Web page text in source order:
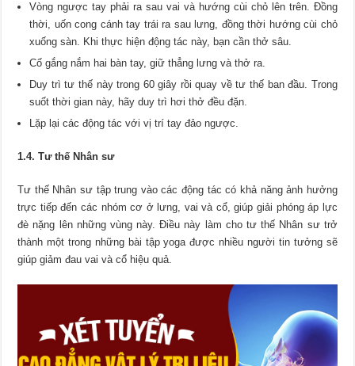
Vòng ngược tay phải ra sau vai và hướng cùi chỏ lên trên. Đồng
thời, uốn cong cánh tay trái ra sau lưng, đồng thời hướng cùi chỏ
xuống sàn. Khi thực hiện động tác này, bạn cần thở sâu.
Cố gắng nắm hai bàn tay, giữ thẳng lưng và thở ra.
Duy trì tư thế này trong 60 giây rồi quay về tư thế ban đầu. Trong
suốt thời gian này, hãy duy trì hơi thở đều đặn.
Lặp lại các động tác với vị trí tay đảo ngược.
1.4. Tư thế Nhân sư
Tư thế Nhân sư tập trung vào các động tác có khả năng ảnh hưởng
trực tiếp đến các nhóm cơ ở lưng, vai và cổ, giúp giải phóng áp lực
đè nặng lên những vùng này. Điều này làm cho tư thế Nhân sư trở
thành một trong những bài tập yoga được nhiều người tin tưởng sẽ
giúp giảm đau vai và cổ hiệu quả.